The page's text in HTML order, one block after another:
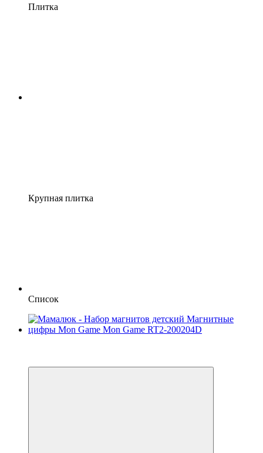
Плитка
Крупная плитка
Список